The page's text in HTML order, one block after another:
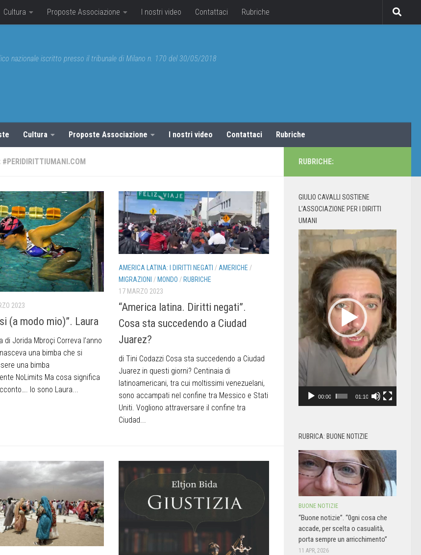
Cultura Proposte Associazione I nostri video Contattaci Rubriche
nazionale iscritto presso il tribunale di Milano n. 170 del 30/05/2018
Cultura Proposte Associazione I nostri video Contattaci Rubriche
#PERIDIRITTIUMANI.COM
2023
(a modo mio)”. Laura
di Jorida Mbroçi Correva l’anno
una bimba che si
una bimba
NoLimits Ma cosa significa
Io sono Laura...
AMERICA LATINA: I DIRITTI NEGATI / AMERICHE /
MIGRAZIONI / MONDO / RUBRICHE
17 MARZO 2023
“America latina. Diritti negati”.
Cosa sta succedendo a Ciudad
Juarez?
di Tini Codazzi Cosa sta succedendo a Ciudad
Juarez in questi giorni? Centinaia di
latinoamericani, tra cui moltissimi venezuelani,
sono accampati nel confine tra Messico e Stati
Uniti. Vogliono attraversare il confine tra
Ciudad...
RUBRICHE:
GIULIO CAVALLI SOSTIENE
L’ASSOCIAZIONE PER I DIRITTI
UMANI
Video
Player
00:00 01:10
RUBRICA: BUONE NOTIZIE
BUONE NOTIZIE
“Buone notizie”. “0gni cosa che
accade, per scelta o casualità,
porta sempre un arricchimento”
11 APR, 2026